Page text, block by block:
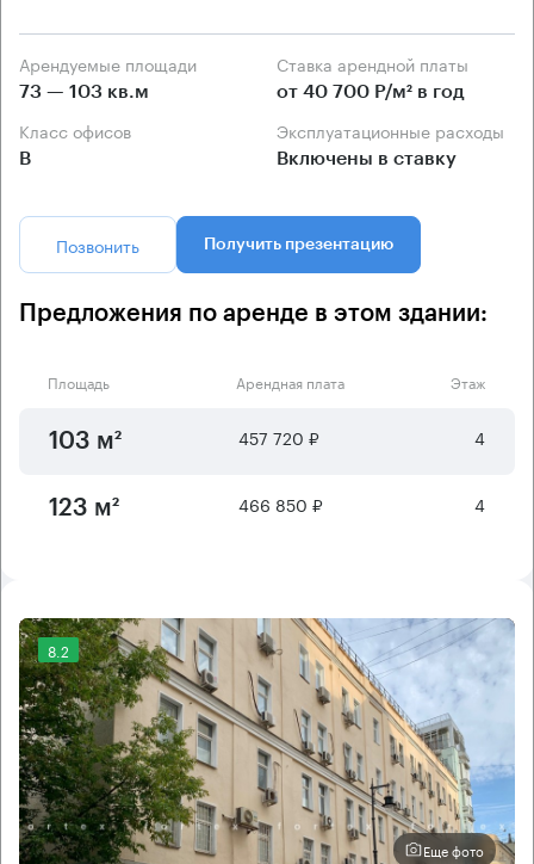
Арендуемые площади
73 — 103 кв.м
Ставка арендной платы
от 40 700 Р/м² в год
Класс офисов
B
Эксплуатационные расходы
Включены в ставку
Позвонить Получить презентацию
Предложения по аренде в этом здании:
Площадь Арендная плата Этаж
103 м² 457 720 ₽ 4
123 м² 466 850 ₽ 4
8.2
Еще фото